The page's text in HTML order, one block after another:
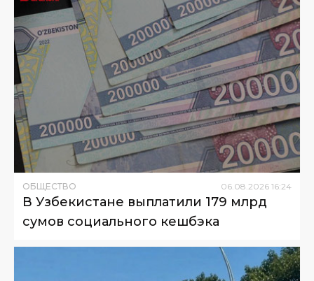
ОБЩЕСТВО 06.08.2026 16:24
В Узбекистане выплатили 179 млрд
сумов социального кешбэка